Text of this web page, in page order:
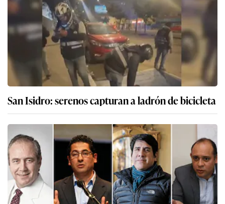
San Isidro: serenos capturan a ladrón de bicicleta